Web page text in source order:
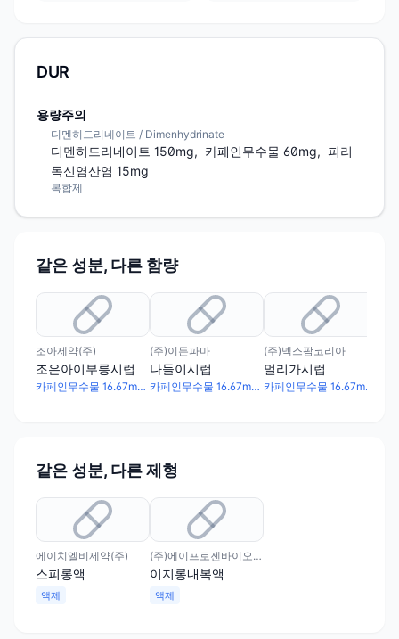
DUR
용량주의
디멘히드리네이트 / Dimenhydrinate
디멘히드리네이트 150mg,  카페인무수물 60mg,  피리
독신염산염 15mg
복합제
같은 성분, 다른 함량
조아제약(주)
조은아이부릉시럽
카페인무수물 16.67mg · 디멘히드리네이트 33.33mg · 피리독신염산염 4.17mg
(주)이든파마
나들이시럽
카페인무수물 16.67mg · 디멘히드리네이트 33.33mg · 피리독신염산염 4.17mg
(주)넥스팜코리아
멀리가시럽
카페인무수물 16.67mg · 디멘히드리네이트 33.33mg · 피리독신염산염 4.17mg
같은 성분, 다른 제형
에이치엘비제약(주)
스피롱액
액제
(주)에이프로젠바이오로직스
이지롱내복액
액제